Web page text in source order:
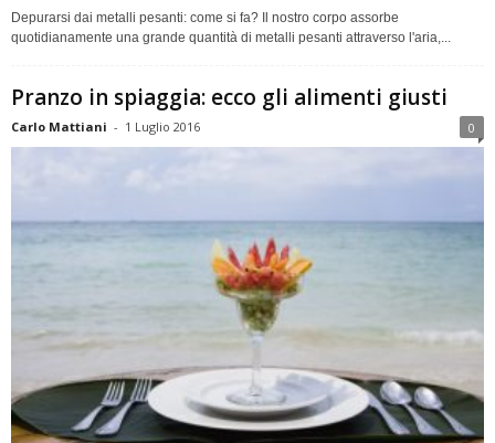
Depurarsi dai metalli pesanti: come si fa? Il nostro corpo assorbe
quotidianamente una grande quantità di metalli pesanti attraverso l'aria,...
Pranzo in spiaggia: ecco gli alimenti giusti
Carlo Mattiani - 1 Luglio 2016 0